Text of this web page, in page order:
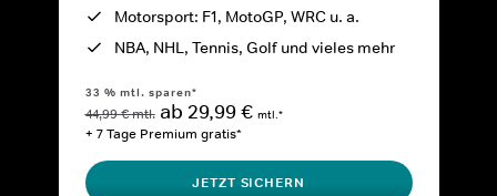
Motorsport: F1, MotoGP, WRC u. a.
NBA, NHL, Tennis, Golf und vieles mehr
33 % mtl. sparen*
44,99 € mtl. ab 29,99 € mtl.*
+ 7 Tage Premium gratis*
JETZT SICHERN